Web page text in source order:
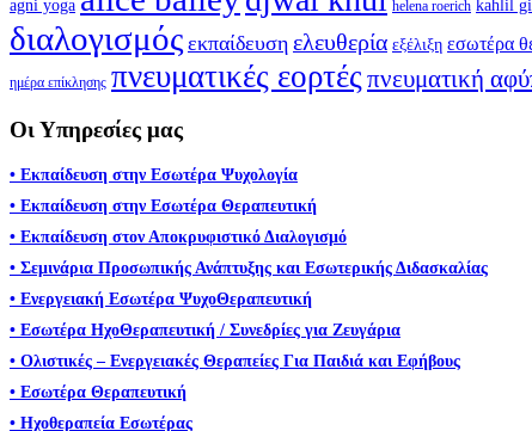
agni yoga helena roerich kahlil
διαλογισμός εκπαίδευση ελευθερία εξέλιξη εσωτέρα
ημέρα επίκλησης πνευματικές εορτές πνευματική
Οι Υπηρεσίες μας
• Εκπαίδευση στην Εσωτέρα Ψυχολογία
• Εκπαίδευση στην Εσωτέρα Θεραπευτική
• Εκπαίδευση στον Αποκρυφιστικό Διαλογισμό
• Σεμινάρια Προσωπικής Ανάπτυξης και Εσωτερικής Διδασκαλίας
• Ενεργειακή Εσωτέρα ΨυχοΘεραπευτική
• Εσωτέρα ΗχοΘεραπευτική / Συνεδρίες για Ζευγάρια
• Ολιστικές – Ενεργειακές Θεραπείες Για Παιδιά και Εφήβους
• Εσωτέρα Θεραπευτική
• Ηχοθεραπεία Εσωτέρας